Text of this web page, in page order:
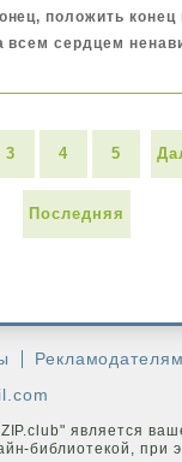
положить
всем сердцем
3 4 5
Последняя
Рекламодателям
является
библиотекой, при